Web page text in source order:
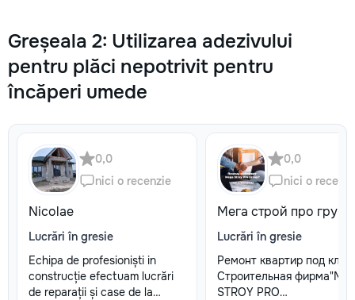
Greșeala 2: Utilizarea adezivului
pentru plăci nepotrivit pentru
încăperi umede
0,0
nici o recenzie
Nicolae
Lucrări în gresie
Echipa de profesioniști in
construcție efectuam lucrări
de reparații și case de la
0,0
nici o
Мега строй про груп
Lucrări în gresie
Ремонт квартир под
Строительная
STROY PRO